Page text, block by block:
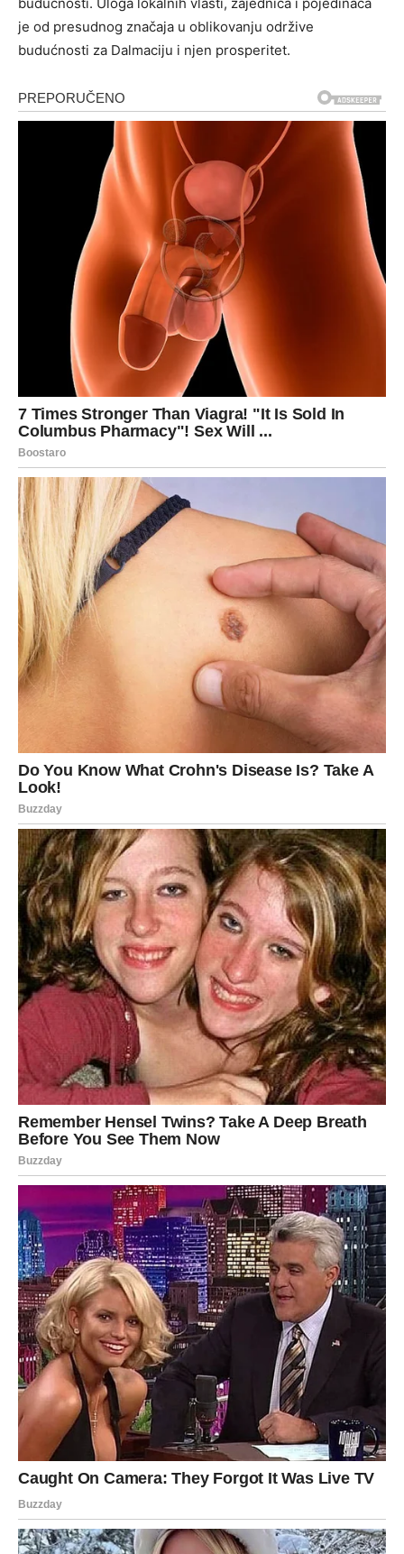
je od presudnog značaja u oblikovanju održive
budućnosti za Dalmaciju i njen prosperitet.